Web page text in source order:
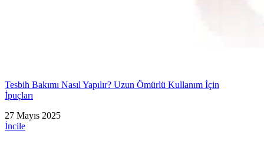
Tesbih Bakımı Nasıl Yapılır? Uzun Ömürlü Kullanım İçin
İpuçları
27 Mayıs 2025
İncile